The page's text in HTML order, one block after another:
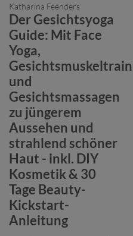
Katharina Feenders
Der Gesichtsyoga
Guide: Mit Face
Yoga,
und
Gesichtsmassagen
zu jüngerem
Aussehen und
strahlend schöner
Haut - inkl. DIY
Kosmetik & 30
Tage Beauty-
Kickstart-
Anleitung